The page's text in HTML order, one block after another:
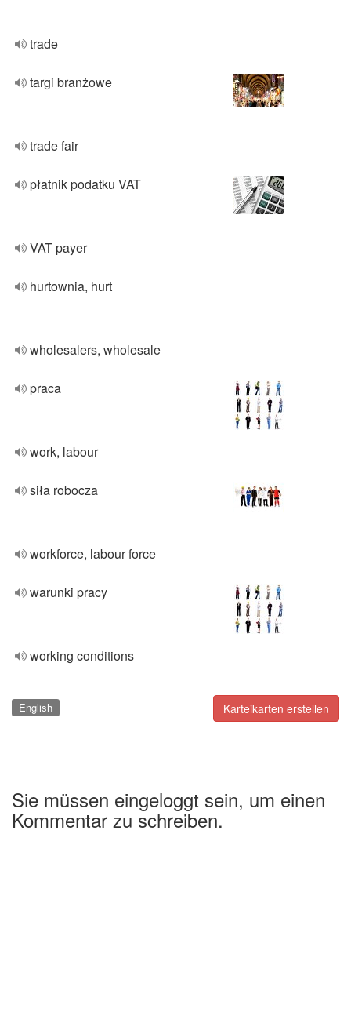
trade
targi branżowe
trade fair
płatnik podatku VAT
VAT payer
hurtownia, hurt
wholesalers, wholesale
praca
work, labour
siła robocza
workforce, labour force
warunki pracy
working conditions
Karteikarten erstellen
English
Sie müssen eingeloggt sein, um einen
Kommentar zu schreiben.